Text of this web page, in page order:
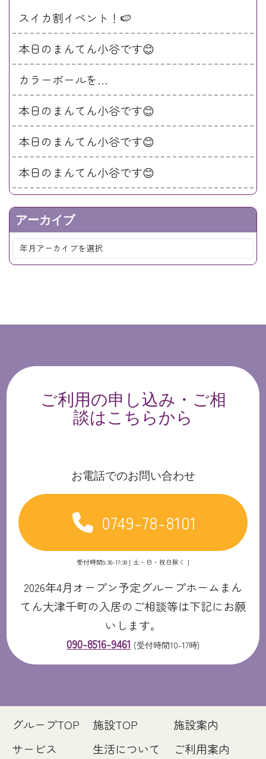
スイカ割イベント！🍉
本日のまんてん小谷です😊
カラーボールを…
本日のまんてん小谷です😊
本日のまんてん小谷です😊
本日のまんてん小谷です😊
アーカイブ
ご利用の申し込み・ご相
談はこちらから
お電話でのお問い合わせ
0749-78-8101
受付時間9:30-17:30 [ 土・日・祝日除く ]
2026年4月オープン予定グループホームまん
てん大津千町の入居のご相談等は下記にお願
いします。
090-8516-9461 (受付時間10-17時)
グループTOP 施設TOP
施設案内
サービス
生活について ご利用案内